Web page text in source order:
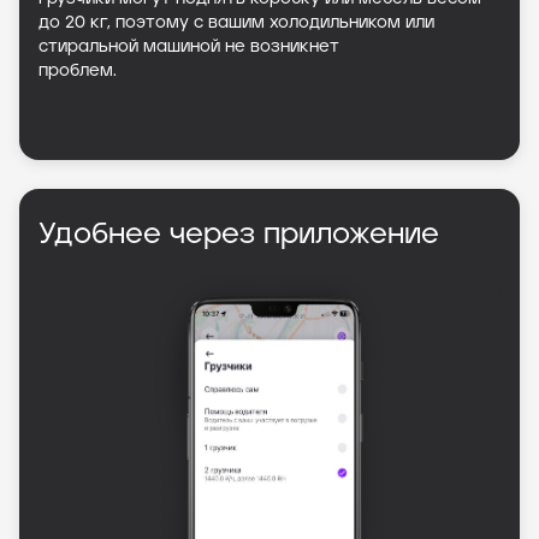
до 20 кг, поэтому с вашим холодильником или
стиральной машиной не возникнет
проблем.
Удобнее через приложение